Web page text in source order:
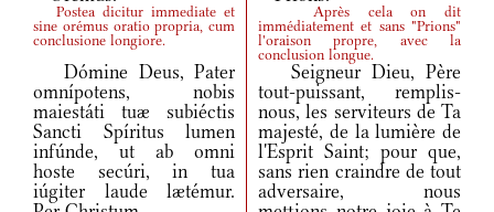
Postea dicitur immediate et
sine orémus oratio propria, cum
conclusione longiore.
Après cela on dit
immédiatement et sans "Prions"
l'oraison propre, avec la
conclusion longue.
Dómine Deus, Pater
omnípotens, nobis
maiestáti tuæ subiéctis
Sancti Spíritus lumen
infúnde, ut ab omni
hoste secúri, in tua
iúgiter laude lætémur.
Seigneur Dieu, Père
tout-puissant, remplis-
nous, les serviteurs de Ta
majesté, de la lumière de
l'Esprit Saint; pour que,
sans rien craindre de tout
adversaire, nous